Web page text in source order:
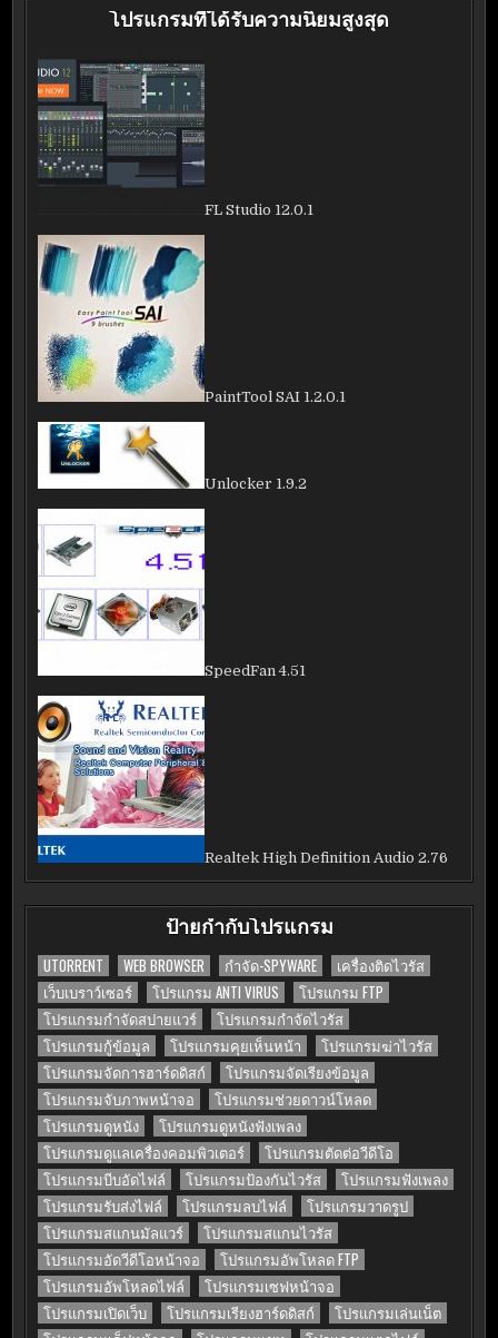
โปรแกรมที่ได้รับความนิยมสูงสุด
FL Studio 12.0.1
PaintTool SAI 1.2.0.1
Unlocker 1.9.2
SpeedFan 4.51
Realtek High Definition Audio 2.76
ป้ายกำกับโปรแกรม
UTORRENT WEB BROWSER กำจัด-SPYWARE
เครื่องติดไวรัส
เว็บเบราว์เซอร์
โปรแกรม ANTI VIRUS
โปรแกรม FTP
โปรแกรมกำจัดสปายแวร์
โปรแกรมกำจัดไวรัส
โปรแกรมกู้ข้อมูล
โปรแกรมคุยเห็นหน้า
โปรแกรมฆ่าไวรัส
โปรแกรมจัดการฮาร์ดดิสก์
โปรแกรมจัดเรียงข้อมูล
โปรแกรมจับภาพหน้าจอ
โปรแกรมช่วยดาวน์โหลด
โปรแกรมดูหนัง
โปรแกรมดูหนังฟังเพลง
โปรแกรมดูแลเครื่องคอมพิวเตอร์
โปรแกรมตัดต่อวีดีโอ
โปรแกรมบีบอัดไฟล์
โปรแกรมป้องกันไวรัส
โปรแกรมฟังเพลง
โปรแกรมรับส่งไฟล์
โปรแกรมลบไฟล์
โปรแกรมวาดรูป
โปรแกรมสแกนมัลแวร์
โปรแกรมสแกนไวรัส
โปรแกรมอัดวีดีโอหน้าจอ
โปรแกรมอัพโหลด FTP
โปรแกรมอัพโหลดไฟล์
โปรแกรมเซฟหน้าจอ
โปรแกรมเปิดเว็บ
โปรแกรมเรียงฮาร์ดดิสก์
โปรแกรมเล่นเน็ต